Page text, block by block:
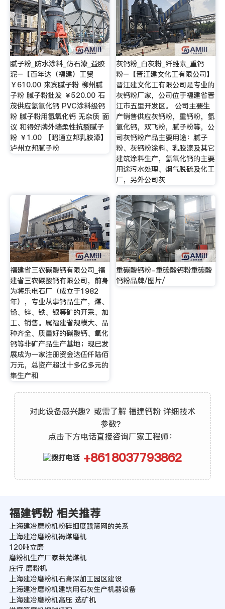
腻子粉_防水涂料_仿石漆_益胶
泥–【百年达（福建）工贸
￥610.00 来宾腻子粉 柳州腻
子粉 腻子粉批发 ￥520.00 石
茂供应氢氧化钙 PVC涂料级钙
粉 腻子粉用氢氧化钙 无杂质 面
议 和得好牌外墙柔性抗裂腻子
粉 ￥1.00 【昭通立邦乳胶漆】
泸州立邦腻子粉
灰钙粉_白灰粉_纤维素_重钙
粉–【晋江建文化工有限公司】
晋江建文化工有限公司是专业的
灰钙粉厂家，公司位于福建省晋
江市五里开发区。 公司主要生
产销售供应灰钙粉，重钙粉，氢
氧化钙，双飞粉，腻子粉等，公
司灰钙粉产品主要用途：腻子
粉、灰钙粉涂料、乳胶漆及其它
建筑涂料生产，氢氧化钙的主要
用途污水处理、烟气脱硫及化工
厂，另外公司灰
福建省三农碳酸钙有限公司_福
建省三农碳酸钙有限公司，前身
为将乐电石厂（成立于1982
年），专业从事钙品生产，煤、
铅、锌、铁、银等矿的开采、加
工、销售。属福建省规模大、品
种齐全、质量好的碳酸钙、氧化
钙等非矿产品生产基地；现已发
展成为一家注册资金达伍仟陆佰
万元，总资产超过十多亿多元的
集生产和
重碳酸钙粉-重碳酸钙粉重碳酸
钙粉品牌/图片/
对此设备感兴趣？或需了解 福建钙粉 详细技术
参数？
点击下方电话直接咨询厂家工程师：
+8618037793862
福建钙粉 相关推荐
上海建冶磨粉机粉碎细度跟筛网的关系
上海建冶磨粉机褐煤磨机
120吨立磨
磨粉机生产厂家莱芜煤机
庄行 磨粉机
上海建冶磨粉机石膏深加工园区建设
上海建冶磨粉机建筑用石灰生产机器设备
上海建冶磨粉机高压 选矿机